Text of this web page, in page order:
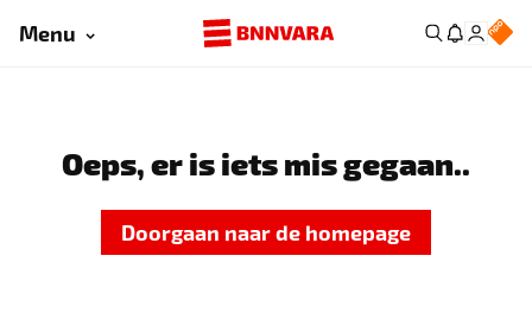
Menu
Oeps, er is iets mis gegaan..
Doorgaan naar de homepage